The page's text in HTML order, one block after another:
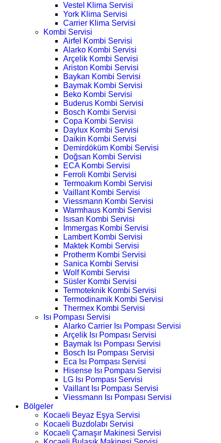
Vestel Klima Servisi
York Klima Servisi
Carrier Klima Servisi
Kombi Servisi
Airfel Kombi Servisi
Alarko Kombi Servisi
Arçelik Kombi Servisi
Ariston Kombi Servisi
Baykan Kombi Servisi
Baymak Kombi Servisi
Beko Kombi Servisi
Buderus Kombi Servisi
Bosch Kombi Servisi
Copa Kombi Servisi
Daylux Kombi Servisi
Daikin Kombi Servisi
Demirdöküm Kombi Servisi
Doğsan Kombi Servisi
ECA Kombi Servisi
Ferroli Kombi Servisi
Termoakım Kombi Servisi
Vaillant Kombi Servisi
Viessmann Kombi Servisi
Warmhaus Kombi Servisi
Isısan Kombi Servisi
İmmergas Kombi Servisi
Lambert Kombi Servisi
Maktek Kombi Servisi
Protherm Kombi Servisi
Sanica Kombi Servisi
Wolf Kombi Servisi
Süsler Kombi Servisi
Termoteknik Kombi Servisi
Termodinamik Kombi Servisi
Thermex Kombi Servisi
Isı Pompası Servisi
Alarko Carrier Isı Pompası Servisi
Arçelik Isı Pompası Servisi
Baymak Isı Pompası Servisi
Bosch Isı Pompası Servisi
Eca Isı Pompası Servisi
Hisense Isı Pompası Servisi
LG Isı Pompası Servisi
Vaillant Isı Pompası Servisi
Viessmann Isı Pompası Servisi
Bölgeler
Kocaeli Beyaz Eşya Servisi
Kocaeli Buzdolabı Servisi
Kocaeli Çamaşır Makinesi Servisi